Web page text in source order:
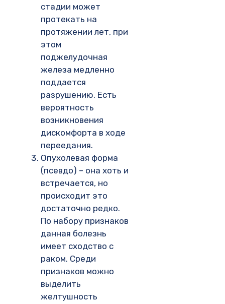
стадии может
протекать на
протяжении лет, при
этом
поджелудочная
железа медленно
поддается
разрушению. Есть
вероятность
возникновения
дискомфорта в ходе
переедания.
Опухолевая форма
(псевдо) – она хоть и
встречается, но
происходит это
достаточно редко.
По набору признаков
данная болезнь
имеет сходство с
раком. Среди
признаков можно
выделить
желтушность